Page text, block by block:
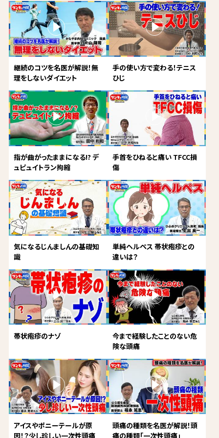
継続のコツを名医が解説！無
理をしないダイエット
手の使い方で変わる！テニス
ひじ
指が曲がったままになる!? デ
ュピュイトラン拘縮
手首をひねると痛い TFCC損
傷
気になるじんましんの基礎知
識
単純ヘルペス 帯状疱疹との
違いは？
帯状疱疹のナゾ
今まで経験したことのない危
険な頭痛
アイスやポニーテールが原
因！？少し珍しい一次性頭痛
頭痛の種類を名医が解説！頭
痛の種類「一次性頭痛」